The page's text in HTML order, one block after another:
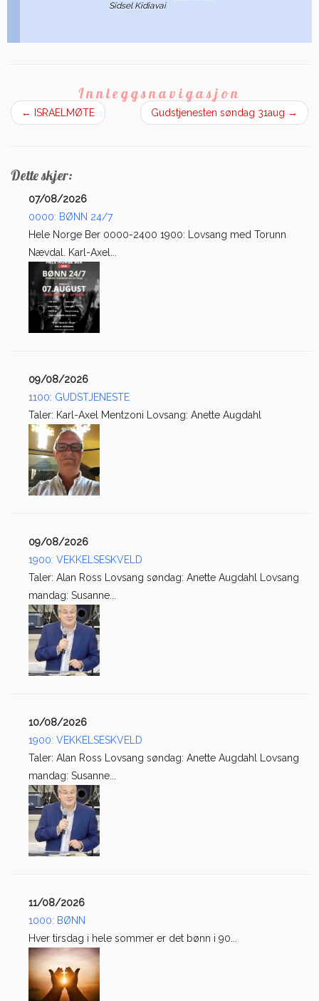
Sidsel Kidiavai
Innleggsnavigasjon
← ISRAELMØTE Gudstjenesten søndag 31aug →
Dette skjer:
07/08/2026
0000: BØNN 24/7
Hele Norge Ber 0000-2400 1900: Lovsang med Torunn
Nævdal. Karl-Axel...
09/08/2026
1100: GUDSTJENESTE
Taler: Karl-Axel Mentzoni Lovsang: Anette Augdahl
09/08/2026
1900: VEKKELSESKVELD
Taler: Alan Ross Lovsang søndag: Anette Augdahl Lovsang
mandag: Susanne...
10/08/2026
1900: VEKKELSESKVELD
Taler: Alan Ross Lovsang søndag: Anette Augdahl Lovsang
mandag: Susanne...
11/08/2026
1000: BØNN
Hver tirsdag i hele sommer er det bønn i 90...